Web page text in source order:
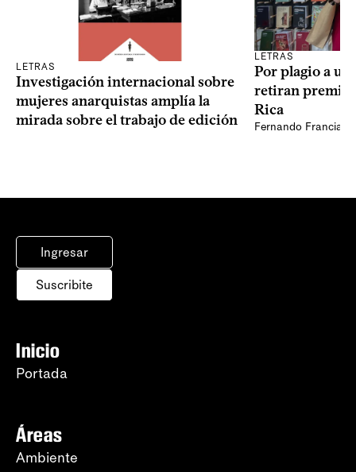
LETRAS
Investigación internacional sobre
mujeres anarquistas amplía la
mirada sobre el trabajo de edición
LETRAS
Por plagio a
retiran premio
Rica
Fernando Francia,
Ingresar
Suscribite
Inicio
Portada
Áreas
Ambiente